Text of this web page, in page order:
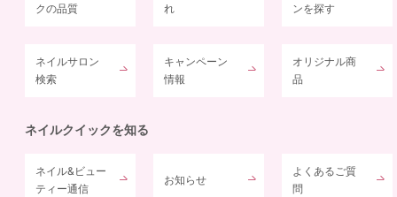
クの品質
れ
ンを探す
ネイルサロン
検索
キャンペーン
情報
オリジナル商
品
ネイルクイックを知る
ネイル&ビュー
ティー通信
お知らせ
よくあるご質
問